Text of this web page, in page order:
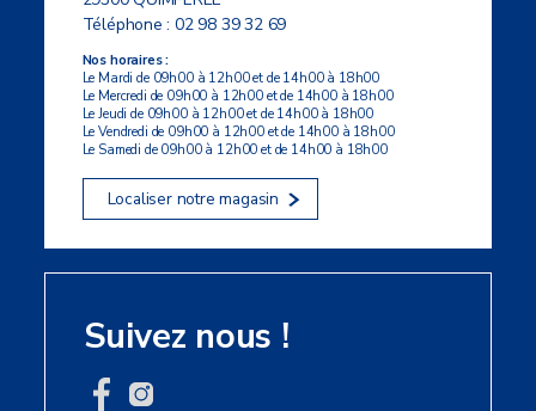
Téléphone :02 98 39 32 69
Nos horaires :
Le Mardi de 09h00 à 12h00 et de 14h00 à 18h00
Le Mercredi de 09h00 à 12h00 et de 14h00 à 18h00
Le Jeudi de 09h00 à 12h00 et de 14h00 à 18h00
Le Vendredi de 09h00 à 12h00 et de 14h00 à 18h00
Le Samedi de 09h00 à 12h00 et de 14h00 à 18h00
Localiser notre magasin
Suivez nous !